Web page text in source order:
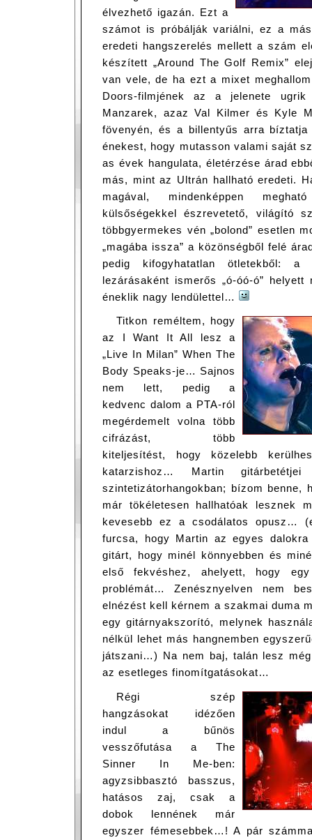
élvezhető igazán. Ezt a
számot is próbálják variálni, ez a
eredeti hangszerelés mellett a szám
készített „Around The Golf Remix”
van vele, de ha ezt a mixet
Doors-filmjének az a jelenete
Manzarek, azaz Val Kilmer és Kyle
fövenyén, és a billentyűs arra bíztatja
énekest, hogy mutasson valami saját
as évek hangulata, életérzése árad
más, mint az Ultrán hallható eredeti.
magával, mindenképpen
külsőségekkel észrevetető, világító
többgyermekes vén „bolond” esetlen
„magába issza” a közönségből felé
pedig kifogyhatatlan ötletekből:
lezárásaként ismerős „ó-óó-ó”
éneklik nagy lendülettel…
Titkon reméltem, hogy
az I Want It All lesz a
„Live In Milan” When The
Body Speaks-je… Sajnos
nem lett, pedig a
kedvenc dalom a PTA-ról
megérdemelt volna több
cifrázást, több
kiteljesítést, hogy közelebb
katarzishoz… Martin
szintetizátorhangokban; bízom benne,
már tökéletesen hallhatóak lesznek
kevesebb ez a csodálatos opusz…
furcsa, hogy Martin az egyes dalokra
gitárt, hogy minél könnyebben és
első fekvéshez, ahelyett, hogy
problémát… Zenésznyelven nem
elnézést kell kérnem a szakmai duma
egy gitárnyakszorító, melynek
nélkül lehet más hangnemben
játszani…) Na nem baj, talán lesz
az esetleges finomítgatásokat…
Régi szép
hangzásokat idézően
indul a bűnös
vesszőfutása a The
Sinner In Me-ben:
agyzsibbasztó basszus,
hatásos zaj, csak a
dobok lennének már
egyszer fémesebbek…! A pár